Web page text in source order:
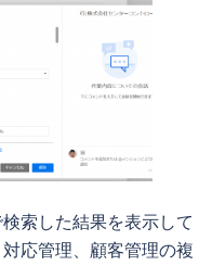
索した結果を表示して
応管理、顧客管理の複